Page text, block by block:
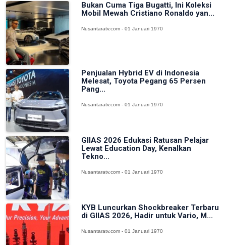
Bukan Cuma Tiga Bugatti, Ini Koleksi
Mobil Mewah Cristiano Ronaldo yan...
Nusantaratv.com - 01 Januari 1970
Penjualan Hybrid EV di Indonesia
Melesat, Toyota Pegang 65 Persen
Pang...
Nusantaratv.com - 01 Januari 1970
GIIAS 2026 Edukasi Ratusan Pelajar
Lewat Education Day, Kenalkan
Tekno...
Nusantaratv.com - 01 Januari 1970
KYB Luncurkan Shockbreaker Terbaru
di GIIAS 2026, Hadir untuk Vario, M...
Nusantaratv.com - 01 Januari 1970